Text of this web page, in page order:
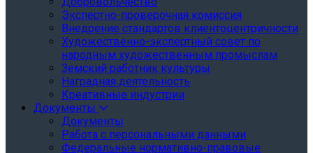
Экспертно-проверочная комиссия
Внедрение стандартов клиентоцентричности
Художественно-экспертный совет по
народным художественным промыслам
Земский работник культуры
Наградная деятельность
Креативные индустрии
Документы
Документы
Работа с персональными данными
Федеральные нормативно-правовые